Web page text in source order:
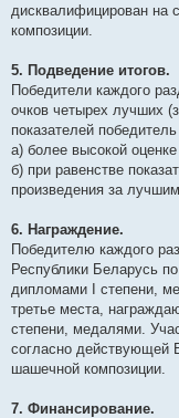
дисквалифицирован на
композиции.
5. Подведение итогов.
Победители каждого
очков четырех лучших
показателей
а) более высокой
б) при равенстве
произведения за лучшим
6. Награждение.
Победителю каждого
Республики Беларусь
дипломами I степени,
третье места,
степени, медалями.
согласно действующей
шашечной композиции.
7. Финансирование.